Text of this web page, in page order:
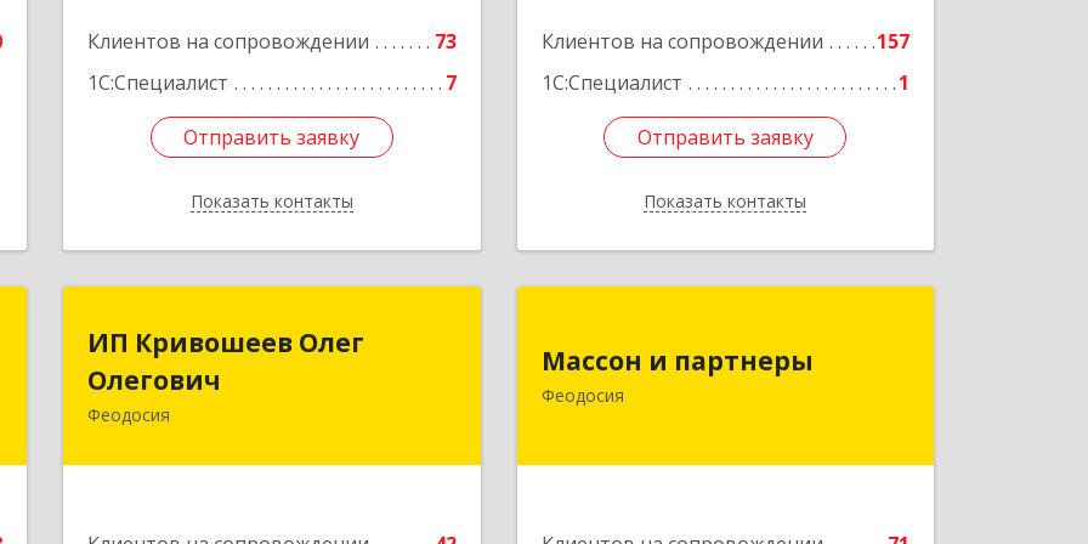
Клиентов на сопровождении
73
1С:Специалист
7
Отправить заявку
Показать контакты
Отправить заявку
Назад
Клиентов на сопровождении
157
1С:Специалист
1
Отправить заявку
Показать контакты
Отправить заявку
Назад
ИП Кривошеев Олег
Олегович
Феодосия
Олегович
Массон и партнеры
Феодосия
298112, Крым Респ, Феодосия г,
Подробнее